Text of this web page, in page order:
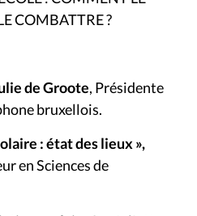
COMBATTRE ?
de Groote, Présidente
bruxellois.
: état des lieux »,
en Sciences de